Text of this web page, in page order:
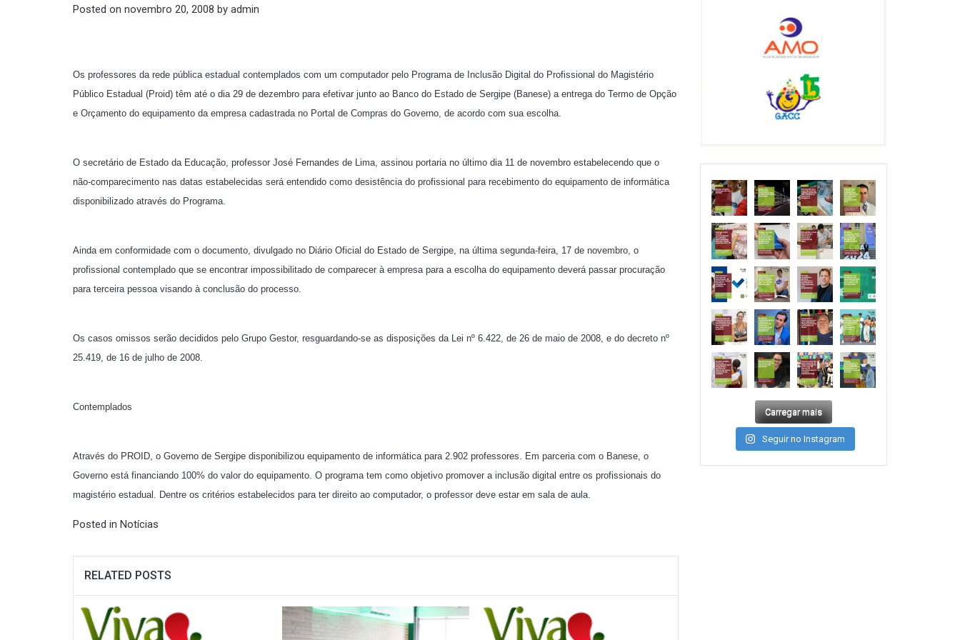
Posted on novembro 20, 2008 by admin
Os professores da rede pública estadual contemplados com um computador pelo Programa de Inclusão Digital do Profissional do Magistério
Público Estadual (Proid) têm até o dia 29 de dezembro para efetivar junto ao Banco do Estado de Sergipe (Banese) a entrega do Termo de Opção
e Orçamento do equipamento da empresa cadastrada no Portal de Compras do Governo, de acordo com sua escolha.
O secretário de Estado da Educação, professor José Fernandes de Lima, assinou portaria no último dia 11 de novembro estabelecendo que o
não-comparecimento nas datas estabelecidas será entendido como desistência do profissional para recebimento do equipamento de informática
disponibilizado através do Programa.
Ainda em conformidade com o documento, divulgado no Diário Oficial do Estado de Sergipe, na última segunda-feira, 17 de novembro, o
profissional contemplado que se encontrar impossibilitado de comparecer à empresa para a escolha do equipamento deverá passar procuração
para terceira pessoa visando à conclusão do processo.
Os casos omissos serão decididos pelo Grupo Gestor, resguardando-se as disposições da Lei nº 6.422, de 26 de maio de 2008, e do decreto nº
25.419, de 16 de julho de 2008.
Contemplados
Através do PROID, o Governo de Sergipe disponibilizou equipamento de informática para 2.902 professores. Em parceria com o Banese, o
Governo está financiando 100% do valor do equipamento. O programa tem como objetivo promover a inclusão digital entre os profissionais do
magistério estadual. Dentre os critérios estabelecidos para ter direito ao computador, o professor deve estar em sala de aula.
Posted in Notícias
RELATED POSTS
Carregar mais
Seguir no Instagram